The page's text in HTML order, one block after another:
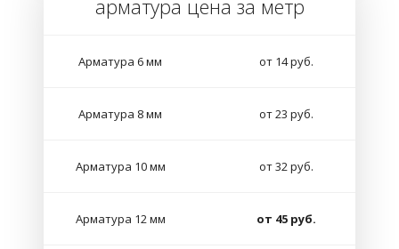
арматура цена за метр
Арматура 6 мм от 14 руб.
Арматура 8 мм от 23 руб.
Арматура 10 мм от 32 руб.
Арматура 12 мм от 45 руб.